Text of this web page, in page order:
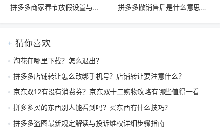
拼多多商家春节放假设置与店铺运营全攻略
拼多多撤销售后是什么意思？买家如何维权？
猜你喜欢
淘花在哪里下载？怎么退出？
拼多多店铺转让怎么改绑手机号？店铺转让要注意什么？
京东双12有没有消费券？京东双十二购物攻略有哪些值得一看
拼多多买的东西别人能看到吗？买东西有什么技巧？
拼多多盗图最新规定解读与投诉维权详细步骤指南